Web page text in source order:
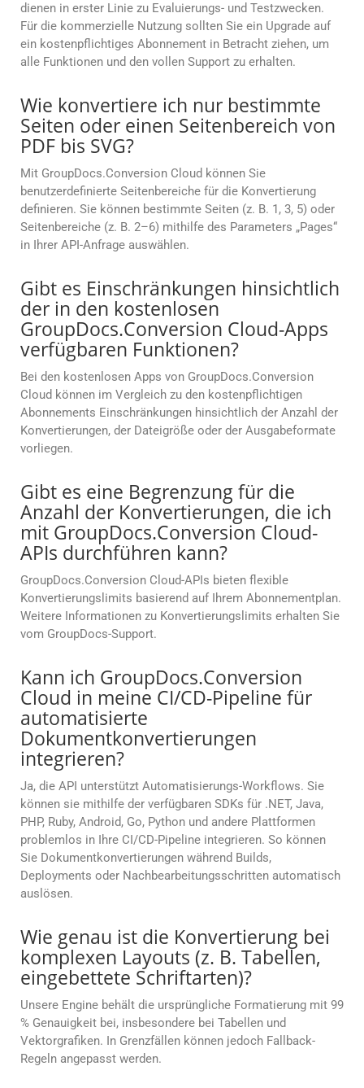
dienen in erster Linie zu Evaluierungs- und Testzwecken.
Für die kommerzielle Nutzung sollten Sie ein Upgrade auf
ein kostenpflichtiges Abonnement in Betracht ziehen, um
alle Funktionen und den vollen Support zu erhalten.
Wie konvertiere ich nur bestimmte
Seiten oder einen Seitenbereich von
PDF bis SVG?
Mit GroupDocs.Conversion Cloud können Sie
benutzerdefinierte Seitenbereiche für die Konvertierung
definieren. Sie können bestimmte Seiten (z. B. 1, 3, 5) oder
Seitenbereiche (z. B. 2–6) mithilfe des Parameters „Pages“
in Ihrer API-Anfrage auswählen.
Gibt es Einschränkungen hinsichtlich
der in den kostenlosen
GroupDocs.Conversion Cloud-Apps
verfügbaren Funktionen?
Bei den kostenlosen Apps von GroupDocs.Conversion
Cloud können im Vergleich zu den kostenpflichtigen
Abonnements Einschränkungen hinsichtlich der Anzahl der
Konvertierungen, der Dateigröße oder der Ausgabeformate
vorliegen.
Gibt es eine Begrenzung für die
Anzahl der Konvertierungen, die ich
mit GroupDocs.Conversion Cloud-
APIs durchführen kann?
GroupDocs.Conversion Cloud-APIs bieten flexible
Konvertierungslimits basierend auf Ihrem Abonnementplan.
Weitere Informationen zu Konvertierungslimits erhalten Sie
vom GroupDocs-Support.
Kann ich GroupDocs.Conversion
Cloud in meine CI/CD-Pipeline für
automatisierte
Dokumentkonvertierungen
integrieren?
Ja, die API unterstützt Automatisierungs-Workflows. Sie
können sie mithilfe der verfügbaren SDKs für .NET, Java,
PHP, Ruby, Android, Go, Python und andere Plattformen
problemlos in Ihre CI/CD-Pipeline integrieren. So können
Sie Dokumentkonvertierungen während Builds,
Deployments oder Nachbearbeitungsschritten automatisch
auslösen.
Wie genau ist die Konvertierung bei
komplexen Layouts (z. B. Tabellen,
eingebettete Schriftarten)?
Unsere Engine behält die ursprüngliche Formatierung mit 99
% Genauigkeit bei, insbesondere bei Tabellen und
Vektorgrafiken. In Grenzfällen können jedoch Fallback-
Regeln angepasst werden.